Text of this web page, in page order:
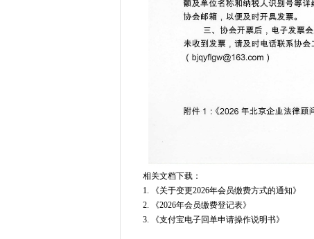
相关文档下载：
1. 《关于变更2026年会员缴费方式的通知》
2. 《2026年会员缴费登记表》
3. 《支付宝电子回单申请操作说明书》